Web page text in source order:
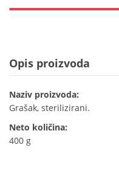
Opis proizvoda
Naziv proizvoda:
Grašak, sterilizirani.
Neto količina:
400 g